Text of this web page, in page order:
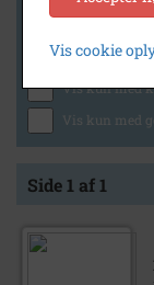
Vis kun med
Vis kun med
Vis kun med
Side 1 af 1
Vis cookie